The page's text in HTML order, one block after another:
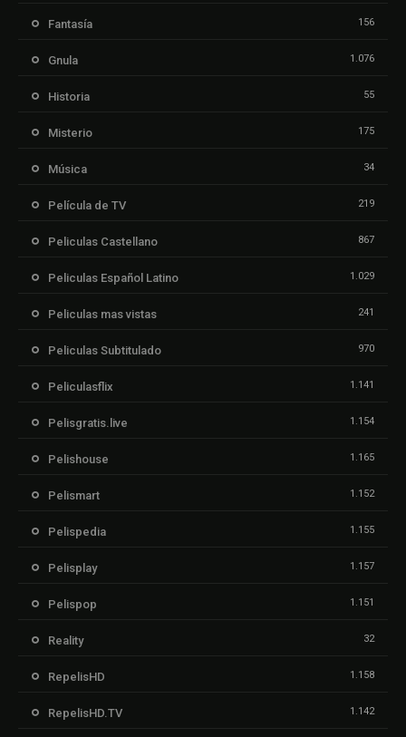
Fantasía 156
Gnula 1.076
Historia 55
Misterio 175
Música 34
Película de TV 219
Peliculas Castellano 867
Peliculas Español Latino 1.029
Peliculas mas vistas 241
Peliculas Subtitulado 970
Peliculasflix 1.141
Pelisgratis.live 1.154
Pelishouse 1.165
Pelismart 1.152
Pelispedia 1.155
Pelisplay 1.157
Pelispop 1.151
Reality 32
RepelisHD 1.158
RepelisHD.TV 1.142